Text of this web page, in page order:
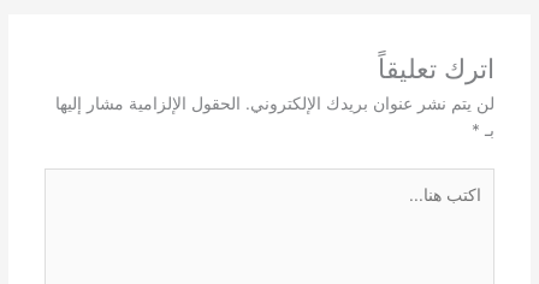
اترك تعليقاً
لن يتم نشر عنوان بريدك الإلكتروني. الحقول الإلزامية مشار إليها
بـ *
هنا...